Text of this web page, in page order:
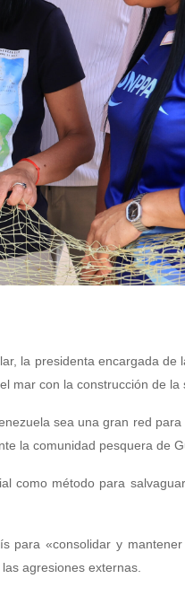
la presidenta encargada de
mar con la construcción de la
sea una gran red para
la comunidad pesquera de
como método para
«consolidar y mantener
agresiones externas.